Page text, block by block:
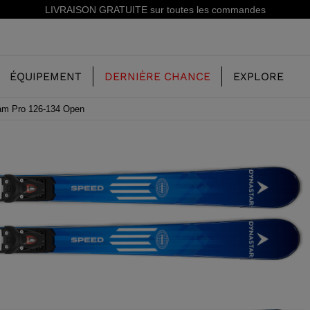
Inscrivez-vous à la newsletter: -15% sur votre première commande!
RACING
SKI ALL
ENFANT
CHAUSSURES DE SKI RACING
ÉQUIPEMENT DERNIÈRE CHANCE EXPLORE
NOTRE HISTOIRE
CONCEPT
SHADOW
Pro 126-134 Open